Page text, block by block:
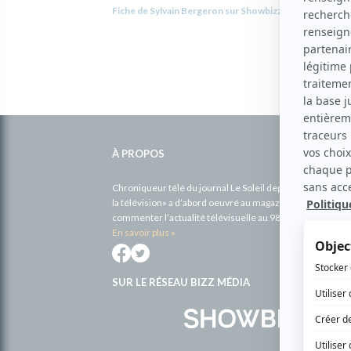
Fiche de Sylvain Bergeron sur Showbizz.net
À PROPOS
Chroniqueur télé du journal Le Soleil depuis 2001,
la télévision» a d’abord oeuvré au magazine TV Hebdo
commenter l’actualité télévisuelle au 98,5.
En savoir plus »
SUR LE RÉSEAU BIZZ MÉDIA